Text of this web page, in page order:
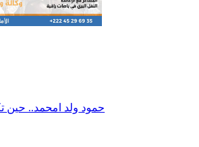
حمود ولد امحمد.. حين